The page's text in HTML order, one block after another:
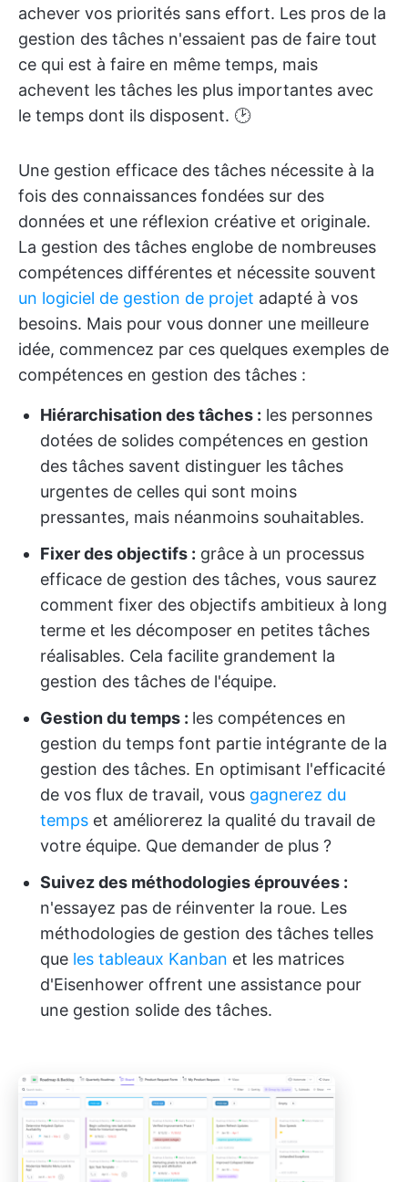
achever vos priorités sans effort. Les pros de la
gestion des tâches n'essaient pas de faire tout
ce qui est à faire en même temps, mais
achevent les tâches les plus importantes avec
le temps dont ils disposent. 🕑
Une gestion efficace des tâches nécessite à la
fois des connaissances fondées sur des
données et une réflexion créative et originale.
La gestion des tâches englobe de nombreuses
compétences différentes et nécessite souvent
un logiciel de gestion de projet adapté à vos
besoins. Mais pour vous donner une meilleure
idée, commencez par ces quelques exemples de
compétences en gestion des tâches :
Hiérarchisation des tâches : les personnes
dotées de solides compétences en gestion
des tâches savent distinguer les tâches
urgentes de celles qui sont moins
pressantes, mais néanmoins souhaitables.
Fixer des objectifs : grâce à un processus
efficace de gestion des tâches, vous saurez
comment fixer des objectifs ambitieux à long
terme et les décomposer en petites tâches
réalisables. Cela facilite grandement la
gestion des tâches de l'équipe.
Gestion du temps : les compétences en
gestion du temps font partie intégrante de la
gestion des tâches. En optimisant l'efficacité
de vos flux de travail, vous gagnerez du
temps et améliorerez la qualité du travail de
votre équipe. Que demander de plus ?
Suivez des méthodologies éprouvées :
n'essayez pas de réinventer la roue. Les
méthodologies de gestion des tâches telles
que les tableaux Kanban et les matrices
d'Eisenhower offrent une assistance pour
une gestion solide des tâches.